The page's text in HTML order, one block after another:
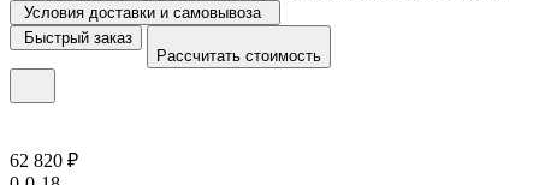
Условия доставки и самовывоза
Быстрый заказ
Рассчитать стоимость
62 820 ₽